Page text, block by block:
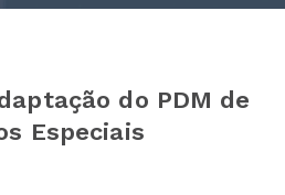
do PDM de
Especiais